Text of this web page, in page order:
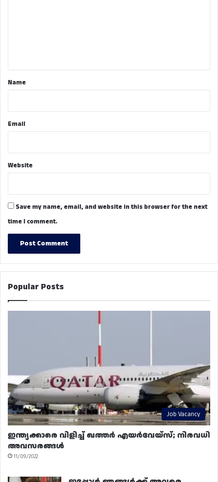
*Name
Email
Website
Save my name, email, and website in this browser for the next
time I comment.
Popular Posts
Job Vacancy
ഇന്ത്യക്കാരെ വിളിച്ച് ഖത്തർ എയർവേയ്‌സ്; നിരവധി
അവസരങ്ങൾ
11/09/2022